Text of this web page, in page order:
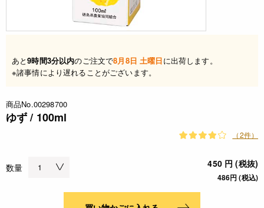
あと9時間3分以内のご注文で8月8日 土曜日に出荷します。
※諸事情により遅れることがございます。
商品No.00298700
ゆず / 100ml
（2件）
数量 450 円 (税抜)
486円 (税込)